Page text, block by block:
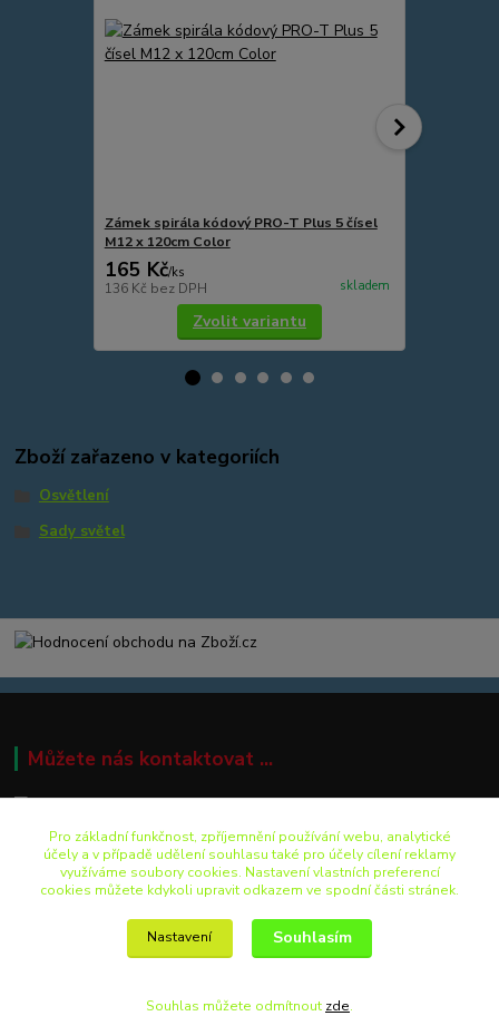
Zámek spirála kódový PRO-T Plus 5 čísel
M12 x 120cm Color
165 Kč/ks
136 Kč bez DPH skladem
Zvolit variantu
Zboží zařazeno v kategoriích
Osvětlení
Sady světel
Můžete nás kontaktovat ...
+420 499 892 242
eshop@pro-bike.cz
Pro základní funkčnost, zpříjemnění používání webu, analytické
účely a v případě udělení souhlasu také pro účely cílení reklamy
využíváme soubory cookies. Nastavení vlastních preferencí
cookies můžete kdykoli upravit odkazem ve spodní části stránek.
Nastavení Souhlasím
Souhlas můžete odmítnout zde.